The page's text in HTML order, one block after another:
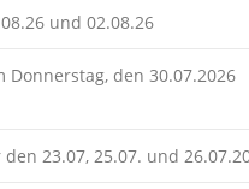
und 02.08.26
Donnerstag, den 30.07.2026
23.07, 25.07. und